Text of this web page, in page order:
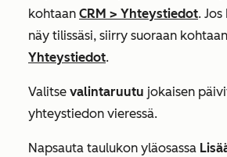
kohtaan CRM > Yhteystiedot. Jos
näy tilissäsi, siirry suoraan kohtaan
Yhteystiedot.
Valitse valintaruutu jokaisen
yhteystiedon vieressä.
Napsauta taulukon yläosassa